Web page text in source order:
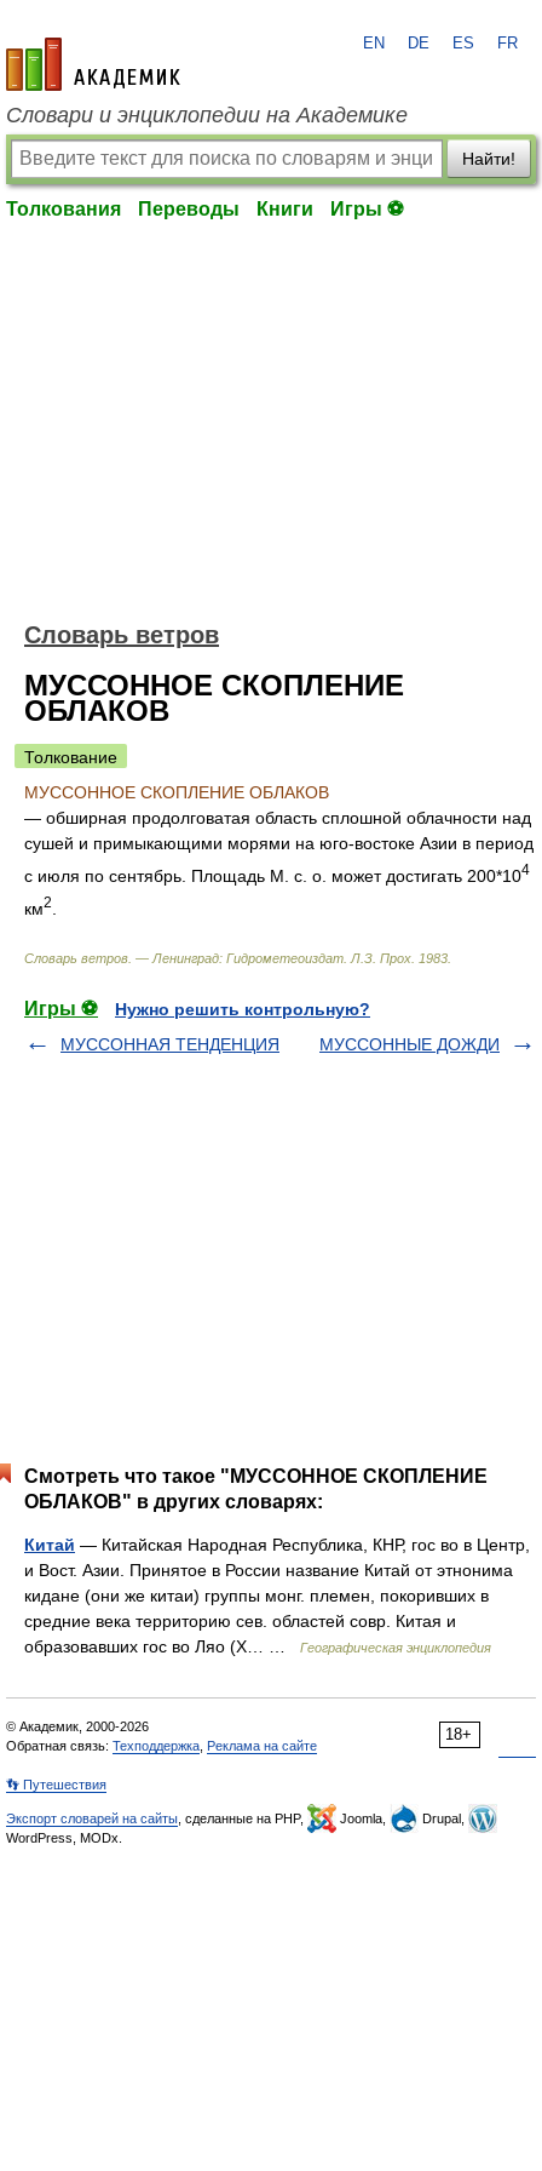
academic.ru
EN DE ES FR
Словари и энциклопедии на Академике
Найти!
Толкования Переводы Книги Игры ⚽
Словарь ветров
МУССОННОЕ СКОПЛЕНИЕ
ОБЛАКОВ
Толкование
МУССОННОЕ СКОПЛЕНИЕ ОБЛАКОВ
— обширная продолговатая область сплошной облачности над
сушей и примыкающими морями на юго-востоке Азии в период
с июля по сентябрь. Площадь М. с. о. может достигать 200*104
км2
Словарь ветров. — Ленинград: Гидрометеоиздат Л.З. Прох 1983
Игры ⚽
Нужно решить контрольную?
МУССОННАЯ ТЕНДЕНЦИЯ
МУССОННЫЕ ДОЖДИ
Смотреть что такое "МУССОННОЕ СКОПЛЕНИЕ
ОБЛАКОВ" в других словарях:
Китай — Китайская Народная Республика, КНР, гос во в Центр,
и Вост. Азии. Принятое в России название Китай от этнонима
кидане (они же китаи) группы монг. племен, покоривших в
средние века территорию сев. областей совр. Китая и
образовавших гос во Ляо (X… …
Географическая энциклопедия
18+
© Академик, 2000-2026
Обратная связь: Техподдержка Реклама на сайте
👣 Путешествия
Экспорт словарей на сайты , сделанные на PHP, Joomla,
Drupal,
WordPress, MODx.